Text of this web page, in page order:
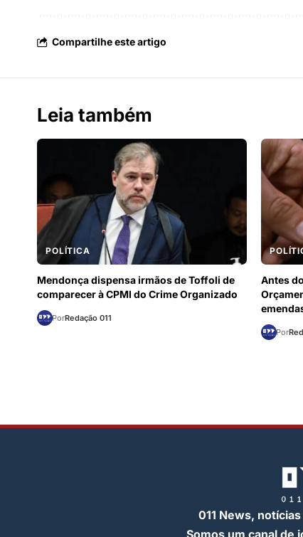
Compartilhe este artigo
Leia também
POLÍTICA
Mendonça dispensa irmãos de Toffoli de
comparecer à CPMI do Crime Organizado
PorRedação 011
Antes
Por
011 News,